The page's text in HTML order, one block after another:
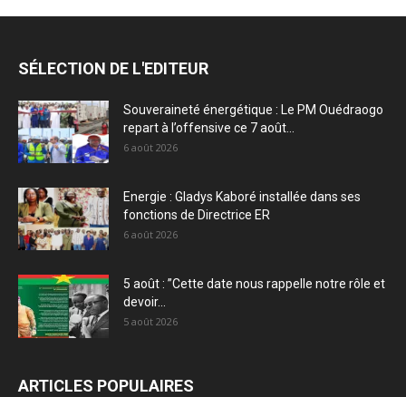
SÉLECTION DE L'EDITEUR
Souveraineté énergétique : Le PM Ouédraogo
repart à l’offensive ce 7 août...
6 août 2026
Energie : Gladys Kaboré installée dans ses
fonctions de Directrice ER
6 août 2026
5 août : ”Cette date nous rappelle notre rôle et
devoir...
5 août 2026
ARTICLES POPULAIRES